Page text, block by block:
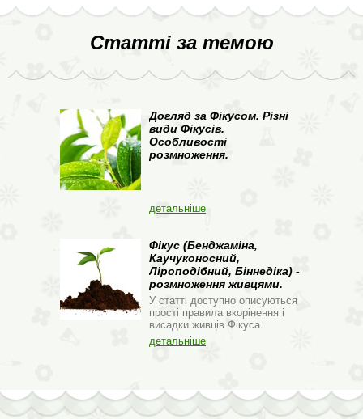
Статті за темою
Догляд за Фікусом. Різні
види Фікусів.
Особливості
розмноження.
детальніше
Фікус (Бенджаміна,
Каучуконосний,
Ліроподібний, Біннедіка) -
розмноження живцями.
У статті доступно описуються
прості правила вкорінення і
висадки живців Фікуса.
детальніше